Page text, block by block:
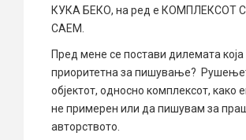
КУКА БЕКО, на ред е КОМПЛЕКСОТ
САЕМ.
Пред мене се постави дилемата која
приоритетна за пишување?
објектот, односно комплексот, како
не примерен или да пишувам за
авторството.